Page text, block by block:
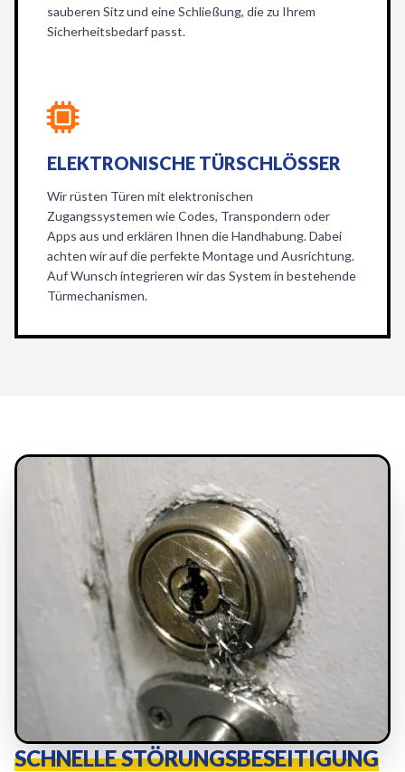
sauberen Sitz und eine Schließung, die zu Ihrem
Sicherheitsbedarf passt.
ELEKTRONISCHE TÜRSCHLÖSSER
Wir rüsten Türen mit elektronischen
Zugangssystemen wie Codes, Transpondern oder
Apps aus und erklären Ihnen die Handhabung. Dabei
achten wir auf die perfekte Montage und Ausrichtung.
Auf Wunsch integrieren wir das System in bestehende
Türmechanismen.
SCHNELLE STÖRUNGSBESEITIGUNG